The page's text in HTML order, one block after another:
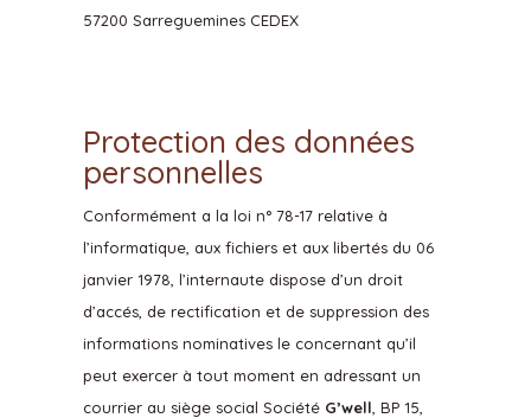
57200 Sarreguemines CEDEX
Protection des données
personnelles
Conformément a la loi n° 78-17 relative à
l’informatique, aux fichiers et aux libertés du 06
janvier 1978, l’internaute dispose d’un droit
d’accés, de rectification et de suppression des
informations nominatives le concernant qu’il
peut exercer à tout moment en adressant un
courrier au siège social Société G’well , BP 15,